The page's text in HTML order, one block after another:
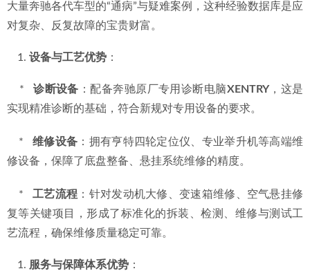
大量奔驰各代车型的“通病”与疑难案例，这种经验数据库是应
对复杂、反复故障的宝贵财富。
设备与工艺优势 ：
    *
诊断设备 ：配备奔驰原厂专用诊断电脑XENTRY，这是
实现精准诊断的基础，符合新规对专用设备的要求。
    *
维修设备 ：拥有亨特四轮定位仪、专业举升机等高端维
修设备，保障了底盘整备、悬挂系统维修的精度。
    *
工艺流程 ：针对发动机大修、变速箱维修、空气悬挂修
复等关键项目，形成了标准化的拆装、检测、维修与测试工
艺流程，确保维修质量稳定可靠。
服务与保障体系优势 ：